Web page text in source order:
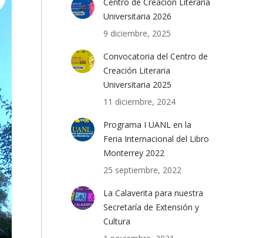
Universitaria 2026
9 diciembre, 2025
Convocatoria del Centro de
Creación Literaria
Universitaria 2025
11 diciembre, 2024
Programa I UANL en la
Feria Internacional del Libro
Monterrey 2022
25 septiembre, 2022
La Calaverita para nuestra
Secretaría de Extensión y
Cultura